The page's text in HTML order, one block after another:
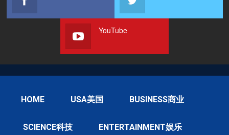
YouTube
HOME USA美国 BUSINESS商业
SCIENCE科技 ENTERTAINMENT娱乐